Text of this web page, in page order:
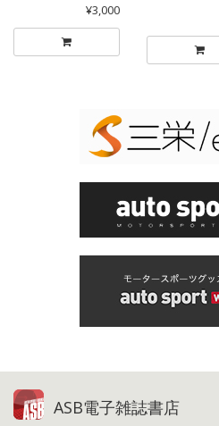
¥3,000
ASB電子雑誌書店